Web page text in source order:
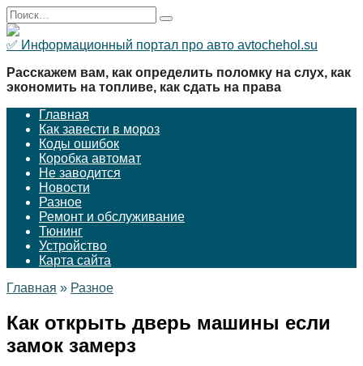
Перейти
к
содержанию
Search
for:
✅ Информационный портал про авто avtochehol.su
Расскажем вам, как определить поломку на слух, как
экономить на топливе, как сдать на права
Главная
Как завести в мороз
Коды ошибок
Коробка автомат
Не заводится
Новости
Разное
Ремонт и обслуживание
Тюнинг
Устройство
Карта сайта
Главная » Разное
Как открыть дверь машины если
замок замерз